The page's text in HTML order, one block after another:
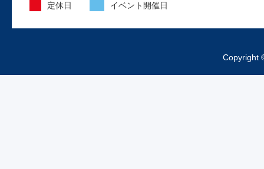
昨日より、工場の外装工事が始まっており
定休日 イベント開催日
Copyright